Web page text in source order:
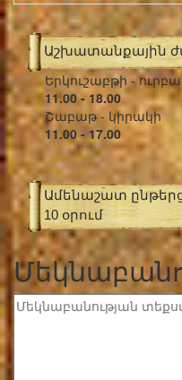
Աշխատանքային
Երկուշաբթի -
11.00 - 18.00
Շաբաթ - կիրակի
11.00 - 17.00
Ամենաշատ
10 օրում